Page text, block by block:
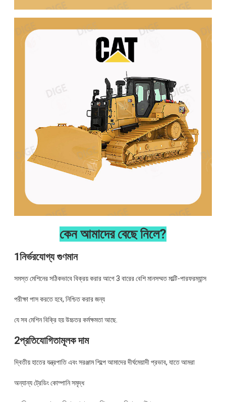
কেন আমাদের বেছে নিলে?
1নির্ভরযোগ্য গুণমান
সমস্ত মেশিনের সঠিকভাবে বিক্রয় করার আগে 3 বারের বেশি মানসম্মত মাল্টি-পারফরম্যান্স
পরীক্ষা পাস করতে হবে, নিশ্চিত করার জন্য
যে সব মেশিন বিক্রি হয় উচ্চতর কর্মক্ষমতা আছে.
2প্রতিযোগিতামূলক দাম
দ্বিতীয় হাতের যন্ত্রপাতি এবং সরঞ্জাম শিল্পে আমাদের দীর্ঘমেয়াদী প্রভাব, যাতে আমরা
অন্যান্য ট্রেডিং কোম্পানি সমৃদ্ধ